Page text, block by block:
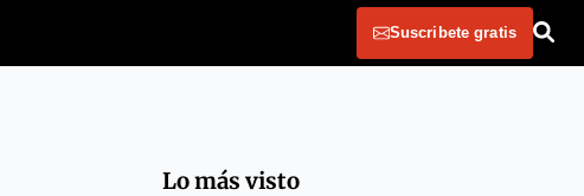
Suscribete gratis
Lo más visto